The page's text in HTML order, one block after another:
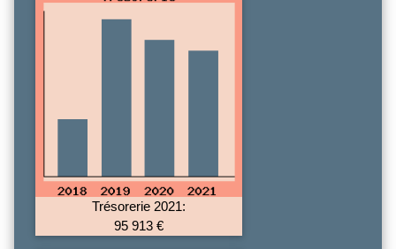
Trésorerie 2021:
95 913 €